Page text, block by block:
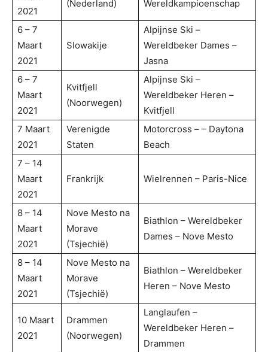
2021
(Nederland)
Wereldkampioenschap
6 – 7
Maart
2021
Slowakije
Alpijnse Ski –
Wereldbeker Dames –
Jasna
6 – 7
Maart
2021
Kvitfjell
(Noorwegen)
Alpijnse Ski –
Wereldbeker Heren –
Kvitfjell
7 Maart
2021
Verenigde
Staten
Motorcross – – Daytona
Beach
7 – 14
Maart
2021
Frankrijk Wielrennen – Paris-Nice
8 – 14
Maart
2021
Nove Mesto na
Morave
(Tsjechië)
Biathlon – Wereldbeker
Dames – Nove Mesto
8 – 14
Maart
2021
Nove Mesto na
Morave
(Tsjechië)
Biathlon – Wereldbeker
Heren – Nove Mesto
10 Maart
2021
Drammen
(Noorwegen)
Langlaufen –
Wereldbeker Heren –
Drammen